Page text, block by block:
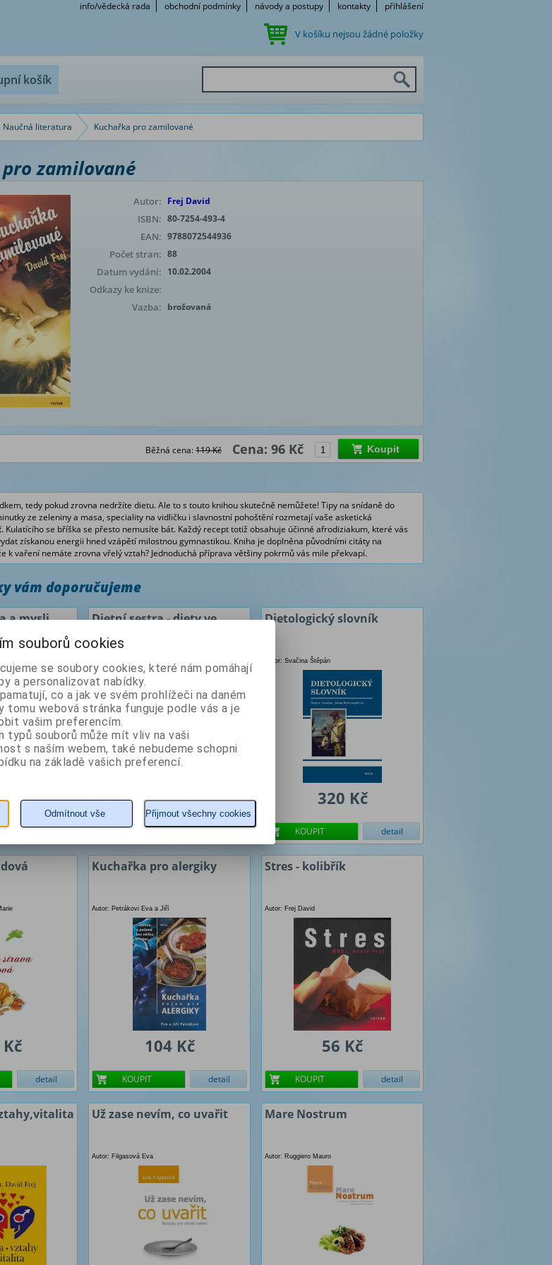
info/vědecká rada obchodní podmínky návody a postupy kontakty přihlášení
V košíku nejsou žádné položky
košík
Naučná literatura Kuchařka pro zamilované
zamilované
Autor: Frej David
ISBN: 80-7254-493-4
EAN: 9788072544936
Počet stran: 88
Datum vydání: 10.02.2004
Odkazy ke knize:
Vazba: brožovaná
Běžná cena:119 Kč Cena: 96 Kč Koupit
tedy pokud zrovna nedržíte dietu. Ale to s touto knihou skutečně nemůžete! Tipy na snídaně do
ze zeleniny a masa, speciality na vidličku i slavnostní pohoštění rozmetají vaše asketická
Kulatícího se bříška se přesto nemusíte bát. Každý recept totiž obsahuje účinné afrodiziakum, které vás
získanou energii hned vzápětí milostnou gymnastikou. Kniha je doplněna původními citáty na
k vaření nemáte zrovna vřelý vztah? Jednoduchá příprava většiny pokrmů vás mile překvapí.
vám doporučujeme
a mysli
detail
Dietní sestra - diety ve
zdraví a nemoci
264 Kč
KOUPIT detail
Dietologický slovník
Autor: Svačina Štěpán
320 Kč
KOUPIT detail
detail
Kuchařka pro alergiky
Autor: Petrákovi Eva a Jiří
104 Kč
KOUPIT detail
Stres - kolibřík
Autor: Frej David
56 Kč
KOUPIT detail
Už zase nevím, co uvařit
Autor: Filgasová Eva
Mare Nostrum
Autor: Ruggiero Mauro
souborů cookies
se soubory cookies, které nám pomáhají
a personalizovat nabídky.
co a jak ve svém prohlížeči na daném
tomu webová stránka funguje podle vás a je
vašim preferencím.
typů souborů může mít vliv na vaši
s naším webem, také nebudeme schopni
na základě vašich preferencí.
Odmítnout vše Přijmout všechny cookies